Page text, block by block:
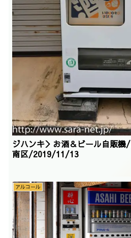
ジハンキ＞お酒＆ビール自販
南区/2019/11/13
アルコール